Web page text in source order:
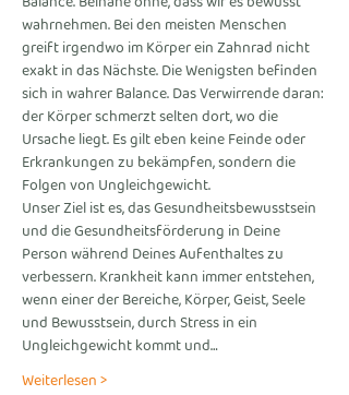
wahrnehmen. Bei den meisten Menschen
greift irgendwo im Körper ein Zahnrad nicht
exakt in das Nächste. Die Wenigsten befinden
sich in wahrer Balance. Das Verwirrende daran:
der Körper schmerzt selten dort, wo die
Ursache liegt. Es gilt eben keine Feinde oder
Erkrankungen zu bekämpfen, sondern die
Folgen von Ungleichgewicht.
Unser Ziel ist es, das Gesundheitsbewusstsein
und die Gesundheitsförderung in Deine
Person während Deines Aufenthaltes zu
verbessern. Krankheit kann immer entstehen,
wenn einer der Bereiche, Körper, Geist, Seele
und Bewusstsein, durch Stress in ein
Ungleichgewicht kommt und…
Weiterlesen >